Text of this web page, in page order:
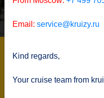
Email: service@kruizy.ru
Kind regards,
Your cruise team from